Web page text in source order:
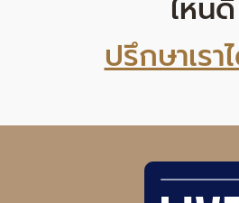
ไหนดี
ปรึกษาเรา